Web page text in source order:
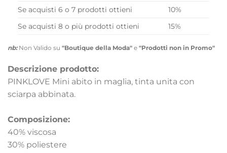
Se acquisti 6 o 7 prodotti ottieni
10%
Se acquisti 8 o più prodotti ottieni
15%
nb:Non Valido su "Boutique della Moda" e "Prodotti non in Promo"
Descrizione prodotto:
PINKLOVE Mini abito in maglia, tinta unita con
sciarpa abbinata.
Composizione:
40% viscosa
30% poliestere